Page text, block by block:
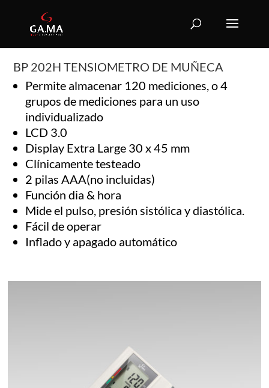
BP 202H TENSIOMETRO DE MUÑECA
Permite almacenar 120 mediciones, o 4
grupos de mediciones para un uso
individualizado
LCD 3.0
Display Extra Large 30 x 45 mm
Clínicamente testeado
2 pilas AAA(no incluidas)
Función dia & hora
Mide el pulso, presión sistólica y diastólica.
Fácil de operar
Inflado y apagado automático